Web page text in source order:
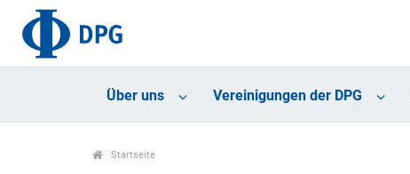
Über uns Vereinigungen der DPG
Startseite